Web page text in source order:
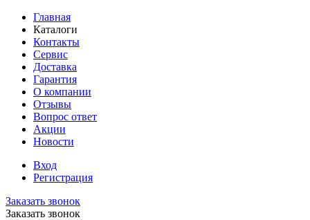
Главная
Каталоги
Контакты
Сервис
Доставка
Гарантия
О компании
Отзывы
Вопрос ответ
Акции
Новости
Вход
Регистрация
Заказать звонок
Заказать звонок